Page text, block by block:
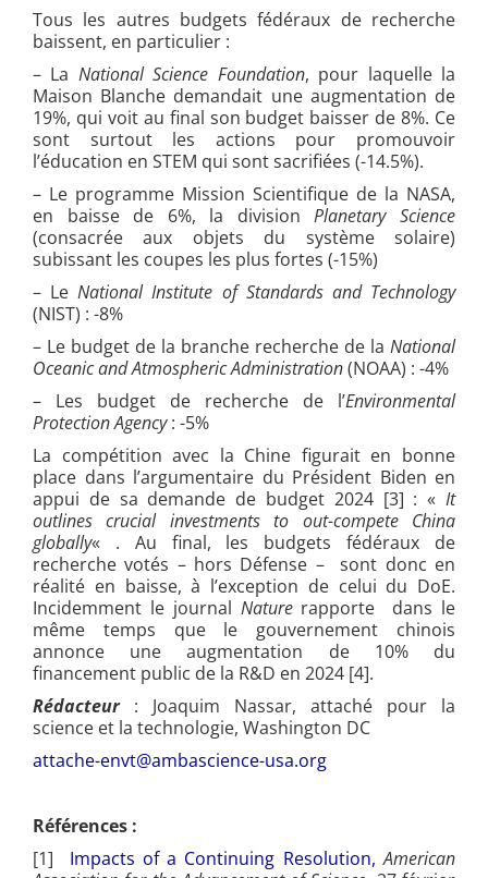
Tous les autres budgets fédéraux de recherche
baissent, en particulier :
– La National Science Foundation, pour laquelle la
Maison Blanche demandait une augmentation de
19%, qui voit au final son budget baisser de 8%. Ce
sont surtout les actions pour promouvoir
l’éducation en STEM qui sont sacrifiées (-14.5%).
– Le programme Mission Scientifique de la NASA,
en baisse de 6%, la divisionPlanetary Science
(consacrée aux objets du système solaire)
subissant les coupes les plus fortes (-15%)
– LeNational Institute of Standards and Technology
(NIST) : -8%
– Le budget de la branche recherche de la National
Oceanic and Atmospheric Administration(NOAA) : -4%
– Les budget de recherche de l’Environmental
Protection Agency: -5%
La compétition avec la Chine figurait en bonne
place dans l’argumentaire du Président Biden en
appui de sa demande de budget 2024 [3] : « It
outlines crucial investments to out-compete China
globally« . Au final, les budgets fédéraux de
recherche votés – hors Défense – sont donc en
réalité en baisse, à l’exception de celui du DoE.
Incidemment le journal Naturerapporte dans le
même temps que le gouvernement chinois
annonce une augmentation de 10% du
financement public de la R&D en 2024 [4].
Rédacteur
: Joaquim Nassar, attaché pour la
science et la technologie, Washington DC
attache-envt@ambascience-usa.org
Références :
[1] Impacts of a Continuing Resolution,American